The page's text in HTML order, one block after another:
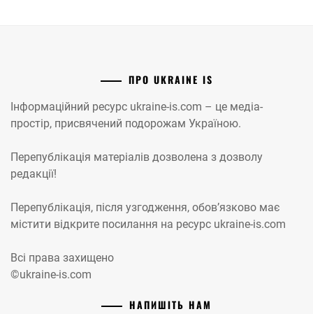
ПРО UKRAINE IS
Інформаційний ресурс ukraine-is.com – це медіа-
простір, присвячений подорожам Україною.
Перепублікація матеріалів дозволена з дозволу
редакції!
Перепублікація, після узгодження, обов’язково має
містити відкрите посилання на ресурс ukraine-is.com
Всі права захищено
©ukraine-is.com
НАПИШІТЬ НАМ